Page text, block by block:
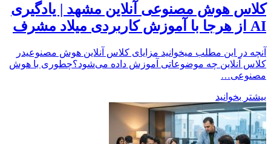
کلاس هوش مصنوعی آنلاین مشهد | یادگیری
AI از هرجا با آموزش کاربردی میلاد مشرف
آنچه در این مطلب میخوانید مزایای کلاس آنلاین هوش مصنوعیدر
کلاس آنلاین چه موضوعاتی آموزش داده می‌شود؟چطوری با هوش
مصنوعی…
بیشتر بخوانید